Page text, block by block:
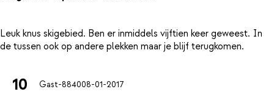
Leuk knus skigebied. Ben er inmiddels vijftien keer geweest. In
10 Gast-884008-01-2017